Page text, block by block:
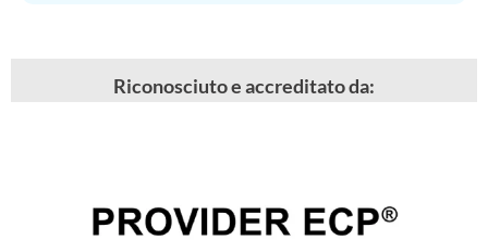
Riconosciuto e accreditato da: